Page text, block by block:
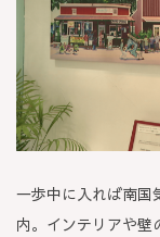
一歩中に入れば南国
内。インテリアや壁